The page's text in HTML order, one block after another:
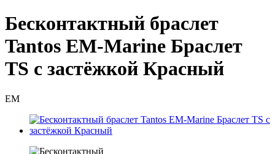
Бесконтактный браслет
Tantos EM-Marine Браслет
TS с застёжкой Красный
EM